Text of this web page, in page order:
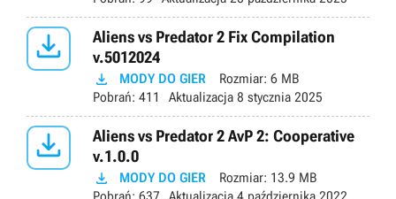

Aliens vs Predator 2 Fix Compilation
v.5012024
 MODY DO GIER Rozmiar: 6 MB
Pobrań: 411 Aktualizacja 8 stycznia 2025

Aliens vs Predator 2 AvP 2: Cooperative
v.1.0.0
 MODY DO GIER Rozmiar: 13.9 MB